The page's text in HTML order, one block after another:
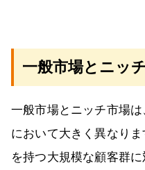
一般市場とニッ
一般市場とニッチ市場
において大きく異なり
を持つ大規模な顧客群